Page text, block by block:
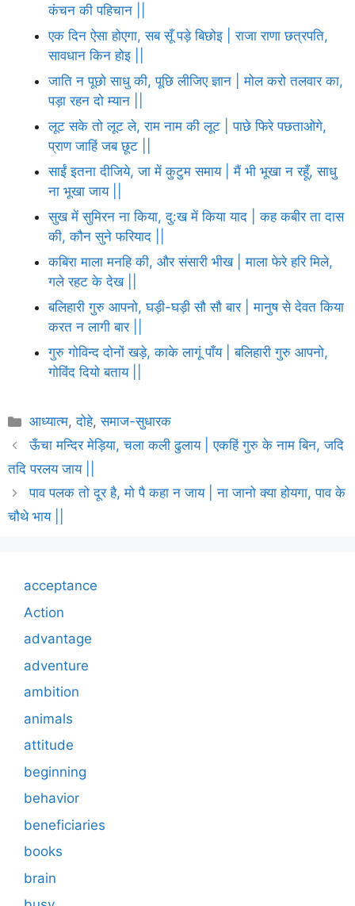
कंचन की पहिचान ||
एक दिन ऐसा होएगा, सब सूँ पड़े बिछोइ | राजा राणा छत्रपति,
सावधान किन होइ ||
जाति न पूछो साधु की, पूछि लीजिए ज्ञान | मोल करो तलवार का,
पड़ा रहन दो म्यान ||
लूट सके तो लूट ले, राम नाम की लूट | पाछे फिरे पछताओगे,
प्राण जाहिं जब छूट ||
साईं इतना दीजिये, जा में कुटुम समाय | मैं भी भूखा न रहूँ, साधु
ना भूखा जाय ||
सुख में सुमिरन ना किया, दु:ख में किया याद | कह कबीर ता दास
की, कौन सुने फरियाद ||
कबिरा माला मनहि की, और संसारी भीख | माला फेरे हरि मिले,
गले रहट के देख ||
बलिहारी गुरु आपनो, घड़ी-घड़ी सौ सौ बार | मानुष से देवत किया
करत न लागी बार ||
गुरु गोविन्द दोनों खड़े, काके लागूं पाँय | बलिहारी गुरु आपनो,
गोविंद दियो बताय ||
Categories
आध्यात्म,दोहे,समाज-सुधारक
ऊँचा मन्दिर मेड़िया, चला कली ढुलाय | एकहिं गुरु के नाम बिन, जदि
तदि परलय जाय ||
पाव पलक तो दूर है, मो पै कहा न जाय | ना जानो क्या होयगा, पाव के
चौथे भाय ||
acceptance
Action
advantage
adventure
ambition
animals
attitude
beginning
behavior
beneficiaries
books
brain